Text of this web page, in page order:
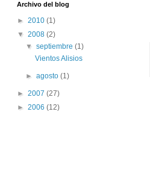
Archivo del blog
► 2010 (1)
▼ 2008 (2)
▼septiembre(1)
Vientos Alisios
►agosto(1)
► 2007 (27)
► 2006 (12)